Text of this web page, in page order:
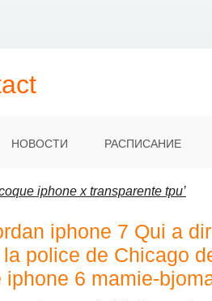
НОВОСТИ РАСПИСАНИЕ
iphone x transparente tpu’
iphone 7 Qui a
police de Chicago
iphone 6 mamie-